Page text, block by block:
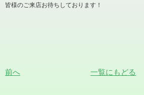
皆様のご来店お待ちしております！
前へ 一覧にもどる